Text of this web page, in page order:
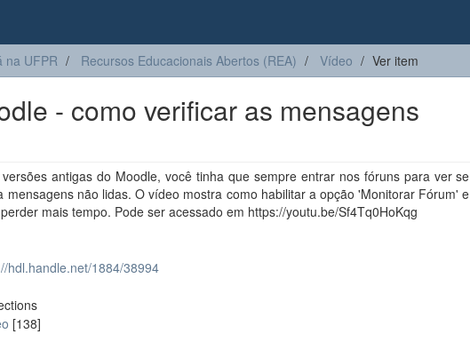
na UFPR Recursos Educacionais Abertos (REA) Vídeo Ver item
- como verificar as mensagens
versões antigas do Moodle, você tinha que sempre entrar nos fóruns para ver se
mensagens não lidas. O vídeo mostra como habilitar a opção 'Monitorar Fórum' e
mais tempo. Pode ser acessado em https://youtu.be/Sf4Tq0HoKqg
hdl.handle.net/1884/38994
[138]